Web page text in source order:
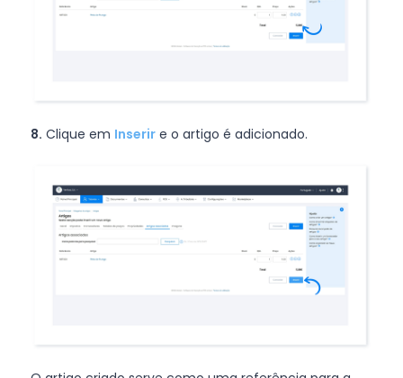
8. Clique em Inserire o artigo é adicionado.